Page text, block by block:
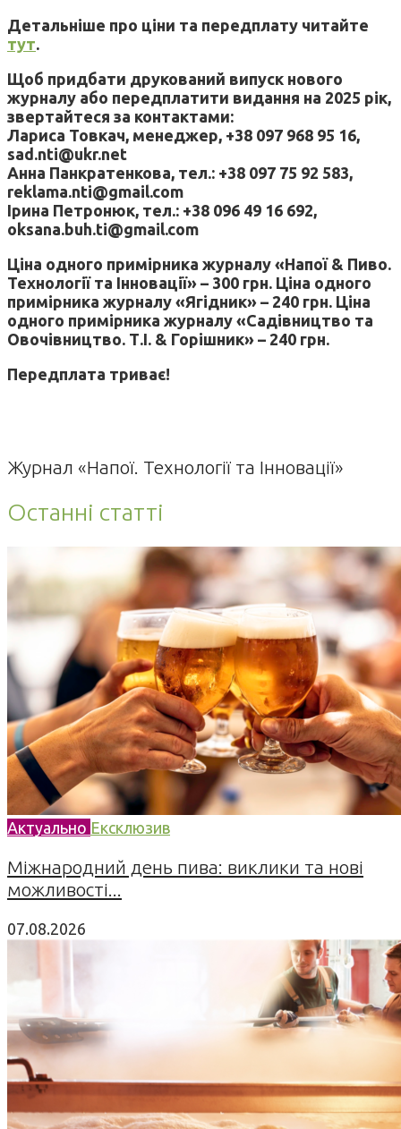
Детальніше про ціни та передплату читайте
тут.
Щоб придбати друкований випуск нового
журналу або передплатити видання на 2025 рік,
звертайтеся за контактами:
Лариса Товкач, менеджер, +38 097 968 95 16,
sad.nti@ukr.net
Анна Панкратенкова, тел.: +38 097 75 92 583,
reklama.nti@gmail.com
Ірина Петронюк, тел.: +38 096 49 16 692,
oksana.buh.ti@gmail.com
Ціна одного примірника журналу «Напої & Пиво.
Технології та Інновації» – 300 грн. Ціна одного
примірника журналу «Ягідник» – 240 грн. Ціна
одного примірника журналу «Садівництво та
Овочівництво. Т.І. & Горішник» – 240 грн.
Передплата триває!
Журнал «Напої. Технології та Інновації»
Останні статті
Актуально Ексклюзив
Міжнародний день пива: виклики та нові
можливості...
07.08.2026